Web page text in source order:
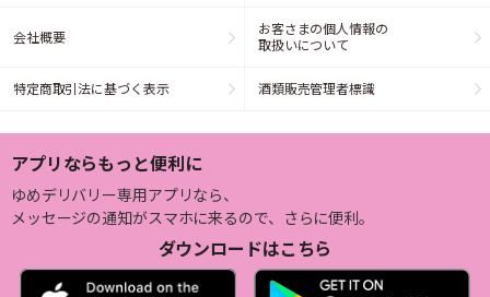
会社概要
お客さまの個人情報の
取扱いについて
特定商取引法に基づく表示 酒類販売管理者標識
アプリならもっと便利に
ゆめデリバリー専用アプリなら、
メッセージの通知がスマホに来るので、さらに便利。
ダウンロードはこちら